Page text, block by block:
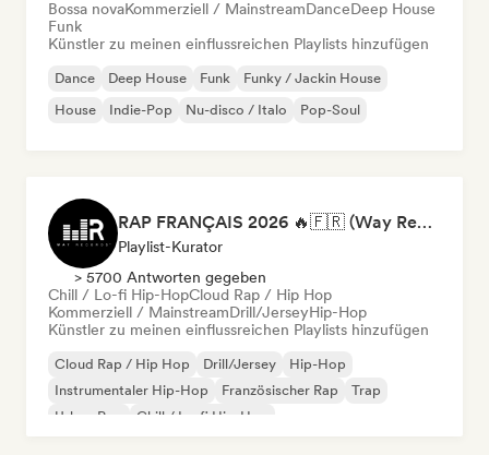
Bossa novaKommerziell / MainstreamDanceDeep House
Funk
Künstler zu meinen einflussreichen Playlists hinzufügen
Dance Deep House Funk
Funky / Jackin House
House
Indie-Pop Nu-disco / Italo Pop-Soul
RAP FRANÇAIS 2026 🔥🇫🇷 (Way Records)
Playlist-Kurator
> 5700 Antworten gegeben
Chill / Lo-fi Hip-HopCloud Rap / Hip Hop
Kommerziell / MainstreamDrill/JerseyHip-Hop
Künstler zu meinen einflussreichen Playlists hinzufügen
Cloud Rap / Hip Hop Drill/Jersey
Hip-Hop
Instrumentaler Hip-Hop
Französischer Rap
Trap
Urban Pop
Chill / Lo-fi Hip-Hop